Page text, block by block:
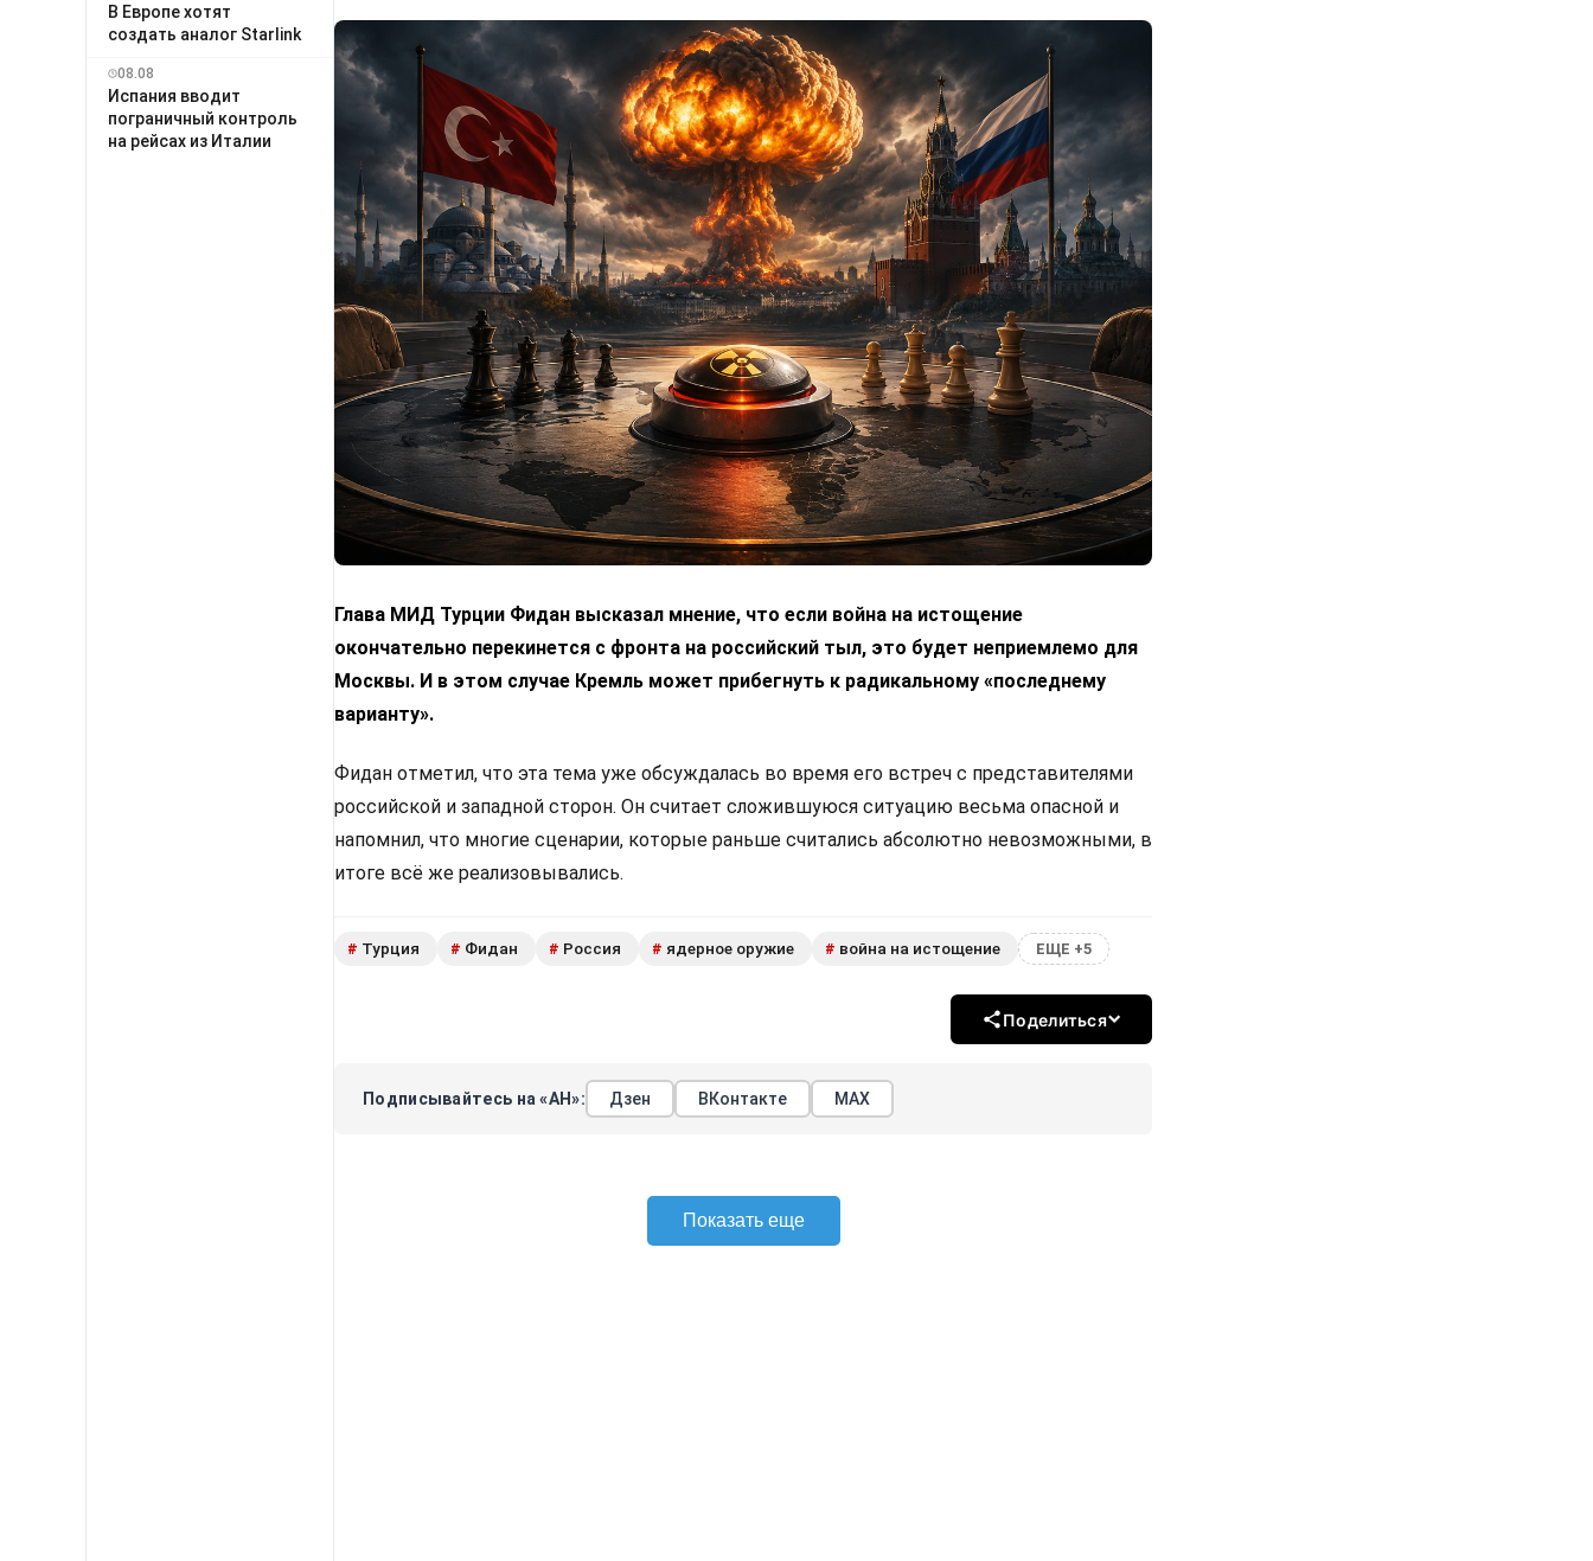
В Европе хотят
создать аналог Starlink
08.08
Испания вводит
пограничный контроль
на рейсах из Италии
Глава МИД Турции Фидан высказал мнение, что если война на истощение
окончательно перекинется с фронта на российский тыл, это будет неприемлемо для
Москвы. И в этом случае Кремль может прибегнуть к радикальному «последнему
варианту».
Фидан отметил, что эта тема уже обсуждалась во время его встреч с представителями
российской и западной сторон. Он считает сложившуюся ситуацию весьма опасной и
напомнил, что многие сценарии, которые раньше считались абсолютно невозможными, в
итоге всё же реализовывались.
# Турция # Фидан # Россия # ядерное оружие # война на истощение ЕЩЕ +5
Поделиться
Подписывайтесь на «АН»: Дзен ВКонтакте МАХ
Показать еще